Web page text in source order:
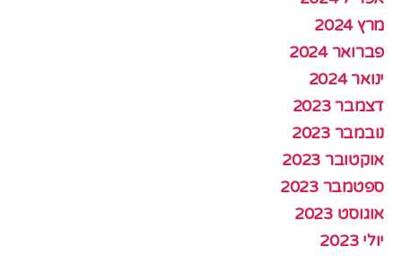
מרץ 2024
פברואר 2024
ינואר 2024
דצמבר 2023
נובמבר 2023
אוקטובר 2023
ספטמבר 2023
אוגוסט 2023
יולי 2023